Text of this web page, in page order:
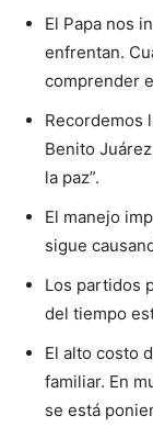
El Papa nos
enfrentan.
comprender
Recordemos
Benito
la paz”.
El manejo
sigue
Los partidos
del tiempo
El alto costo
familiar. En
se está